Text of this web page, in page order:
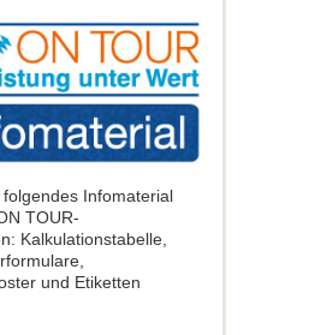
Infomaterial
TOUR-
Kalkulationstabelle,
und Etiketten